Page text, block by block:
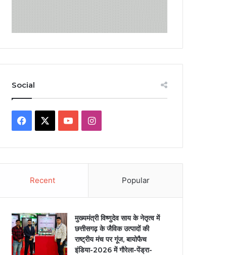
Social
Facebook YouTubeInstagram
Recent Popular
मुख्यमंत्री विष्णुदेव साय के नेतृत्व में
छत्तीसगढ़ के जैविक उत्पादों की
राष्ट्रीय मंच पर गूंज, बायोफैच
इंडिया-2026 में गौरेला-पेंड्रा-